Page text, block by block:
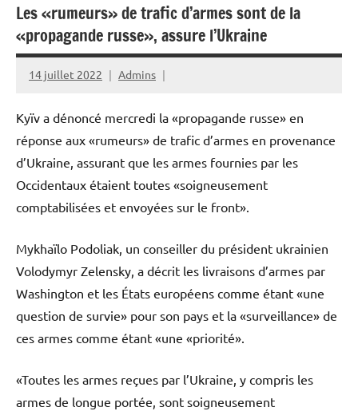
Les «rumeurs» de trafic d’armes sont de la
«propagande russe», assure l’Ukraine
14 juillet 2022 Admins
Kyïv a dénoncé mercredi la «propagande russe» en
réponse aux «rumeurs» de trafic d’armes en provenance
d’Ukraine, assurant que les armes fournies par les
Occidentaux étaient toutes «soigneusement
comptabilisées et envoyées sur le front».
Mykhaïlo Podoliak, un conseiller du président ukrainien
Volodymyr Zelensky, a décrit les livraisons d’armes par
Washington et les États européens comme étant «une
question de survie» pour son pays et la «surveillance» de
ces armes comme étant «une «priorité».
«Toutes les armes reçues par l’Ukraine, y compris les
armes de longue portée, sont soigneusement